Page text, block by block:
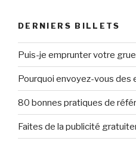
DERNIERS BILLETS
Puis-je emprunter votre
Pourquoi envoyez-vous des
80 bonnes pratiques de
Faites de la publicité